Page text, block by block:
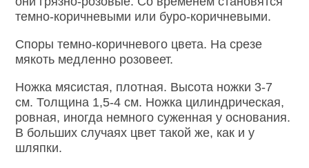
темно-коричневыми или буро-коричневыми.
Споры темно-коричневого цвета. На срезе
мякоть медленно розовеет.
Ножка мясистая, плотная. Высота ножки 3-7
см. Толщина 1,5-4 см. Ножка цилиндрическая,
ровная, иногда немного суженная у основания.
В больших случаях цвет такой же, как и у
шляпки.